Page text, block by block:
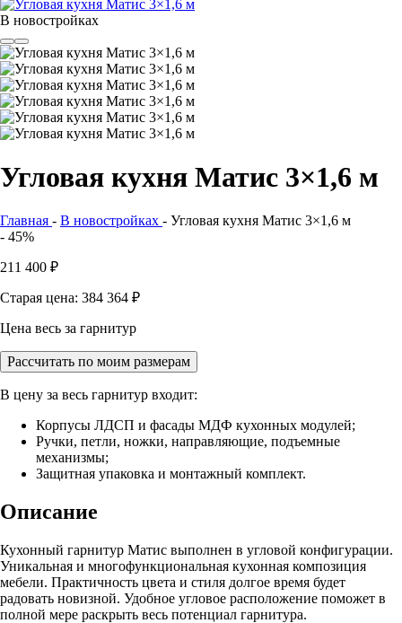
В новостройках
Угловая кухня Матис 3×1,6 м
Главная - В новостройках - Угловая кухня Матис 3×1,6 м
- 45%
211 400 ₽
Старая цена: 384 364 ₽
Цена весь за гарнитур
Рассчитать по моим размерам
В цену за весь гарнитур входит:
Корпусы ЛДСП и фасады МДФ кухонных модулей;
Ручки, петли, ножки, направляющие, подъемные
механизмы;
Защитная упаковка и монтажный комплект.
Описание
Кухонный гарнитур Матис выполнен в угловой конфигурации.
Уникальная и многофункциональная кухонная композиция
мебели. Практичность цвета и стиля долгое время будет
радовать новизной. Удобное угловое расположение поможет в
полной мере раскрыть весь потенциал гарнитура.